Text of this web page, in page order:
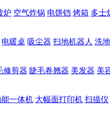
炉 空气炸锅 电饼铛 烤箱 多士
电暖桌 吸尘器 扫地机器人 洗
修剪器 睫毛卷翘器 美发器 美
能一体机 大幅面打印机 扫描仪